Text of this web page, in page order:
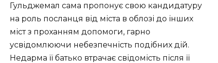
Гульджемал сама пропонує свою кандидатуру
на роль посланця від міста в облозі до інших
міст з проханням допомоги, гарно
усвідомлюючи небезпечність подібних дій.
Недарма її батько втрачає свідомість після її